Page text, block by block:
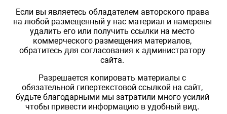
Если вы являетесь обладателем авторского права
на любой размещенный у нас материал и намерены
удалить его или получить ссылки на место
коммерческого размещения материалов,
обратитесь для согласования к администратору
сайта.
Разрешается копировать материалы с
обязательной гипертекстовой ссылкой на сайт,
будьте благодарными мы затратили много усилий
чтобы привести информацию в удобный вид.